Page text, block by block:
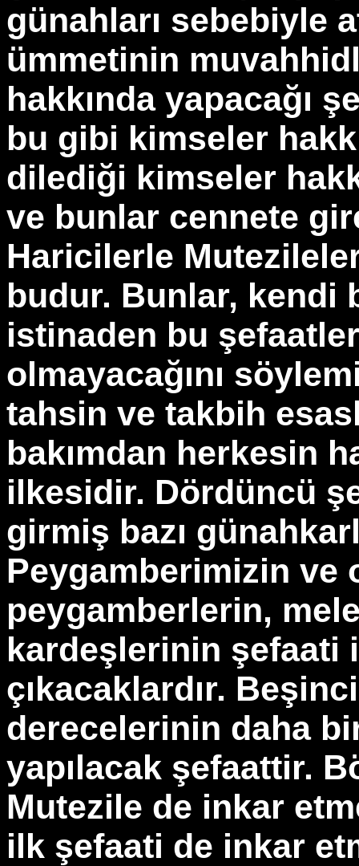
günahları sebebiyle
ümmetinin
hakkında yapacağı
bu gibi kimseler
dilediği kimseler
ve bunlar cennete
Haricilerle
budur. Bunlar, kendi
istinaden bu
olmayacağını
tahsin ve takbih
bakımdan herkesin
ilkesidir. Dördüncü
girmiş bazı
Peygamberimizin ve
peygamberlerin,
kardeşlerinin şefaati
çıkacaklardır.
derecelerinin daha
yapılacak şefaattir.
Mutezile de inkar
ilk şefaati de inkar